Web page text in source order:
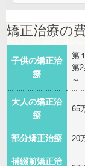
矯正治療の
子供の矯正治
療
第
第
～
大人の矯正治
療
65
部分矯正治療 20
補綴前矯正治